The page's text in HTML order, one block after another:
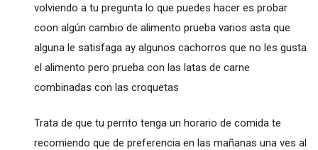
volviendo a tu pregunta lo que puedes hacer es probar
coon algún cambio de alimento prueba varios asta que
alguna le satisfaga ay algunos cachorros que no les gusta
el alimento pero prueba con las latas de carne
combinadas con las croquetas
Trata de que tu perrito tenga un horario de comida te
recomiendo que de preferencia en las mañanas una ves al